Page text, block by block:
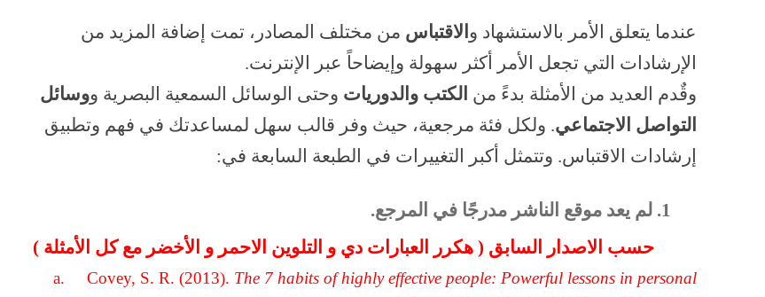
عندما يتعلق الأمر بالاستشهاد و الاقتباس من مختلف المصادر، تمت إضافة المزيد من
الإرشادات التي تجعل الأمر أكثر سهولة وإيضاحاً عبر الإنترنت.
وقٌدم العديد من الأمثلة بدءً من الكتب والدوريات وحتى الوسائل السمعية البصرية ووسائل
التواصل الاجتماعي. ولكل فئة مرجعية، حيث وفر قالب سهل لمساعدتك في فهم وتطبيق
إرشادات الاقتباس. وتتمثل أكبر التغييرات في الطبعة السابعة في:
1. لم يعد موقع الناشر مدرجًا في المرجع.
حسب الاصدار السابق ( هكرر العبارات دي و التلوين الاحمر و الأخضر مع كل الأمثلة )
a. Covey, S. R. (2013). The 7 habits of highly effective people: Powerful lessons in personal